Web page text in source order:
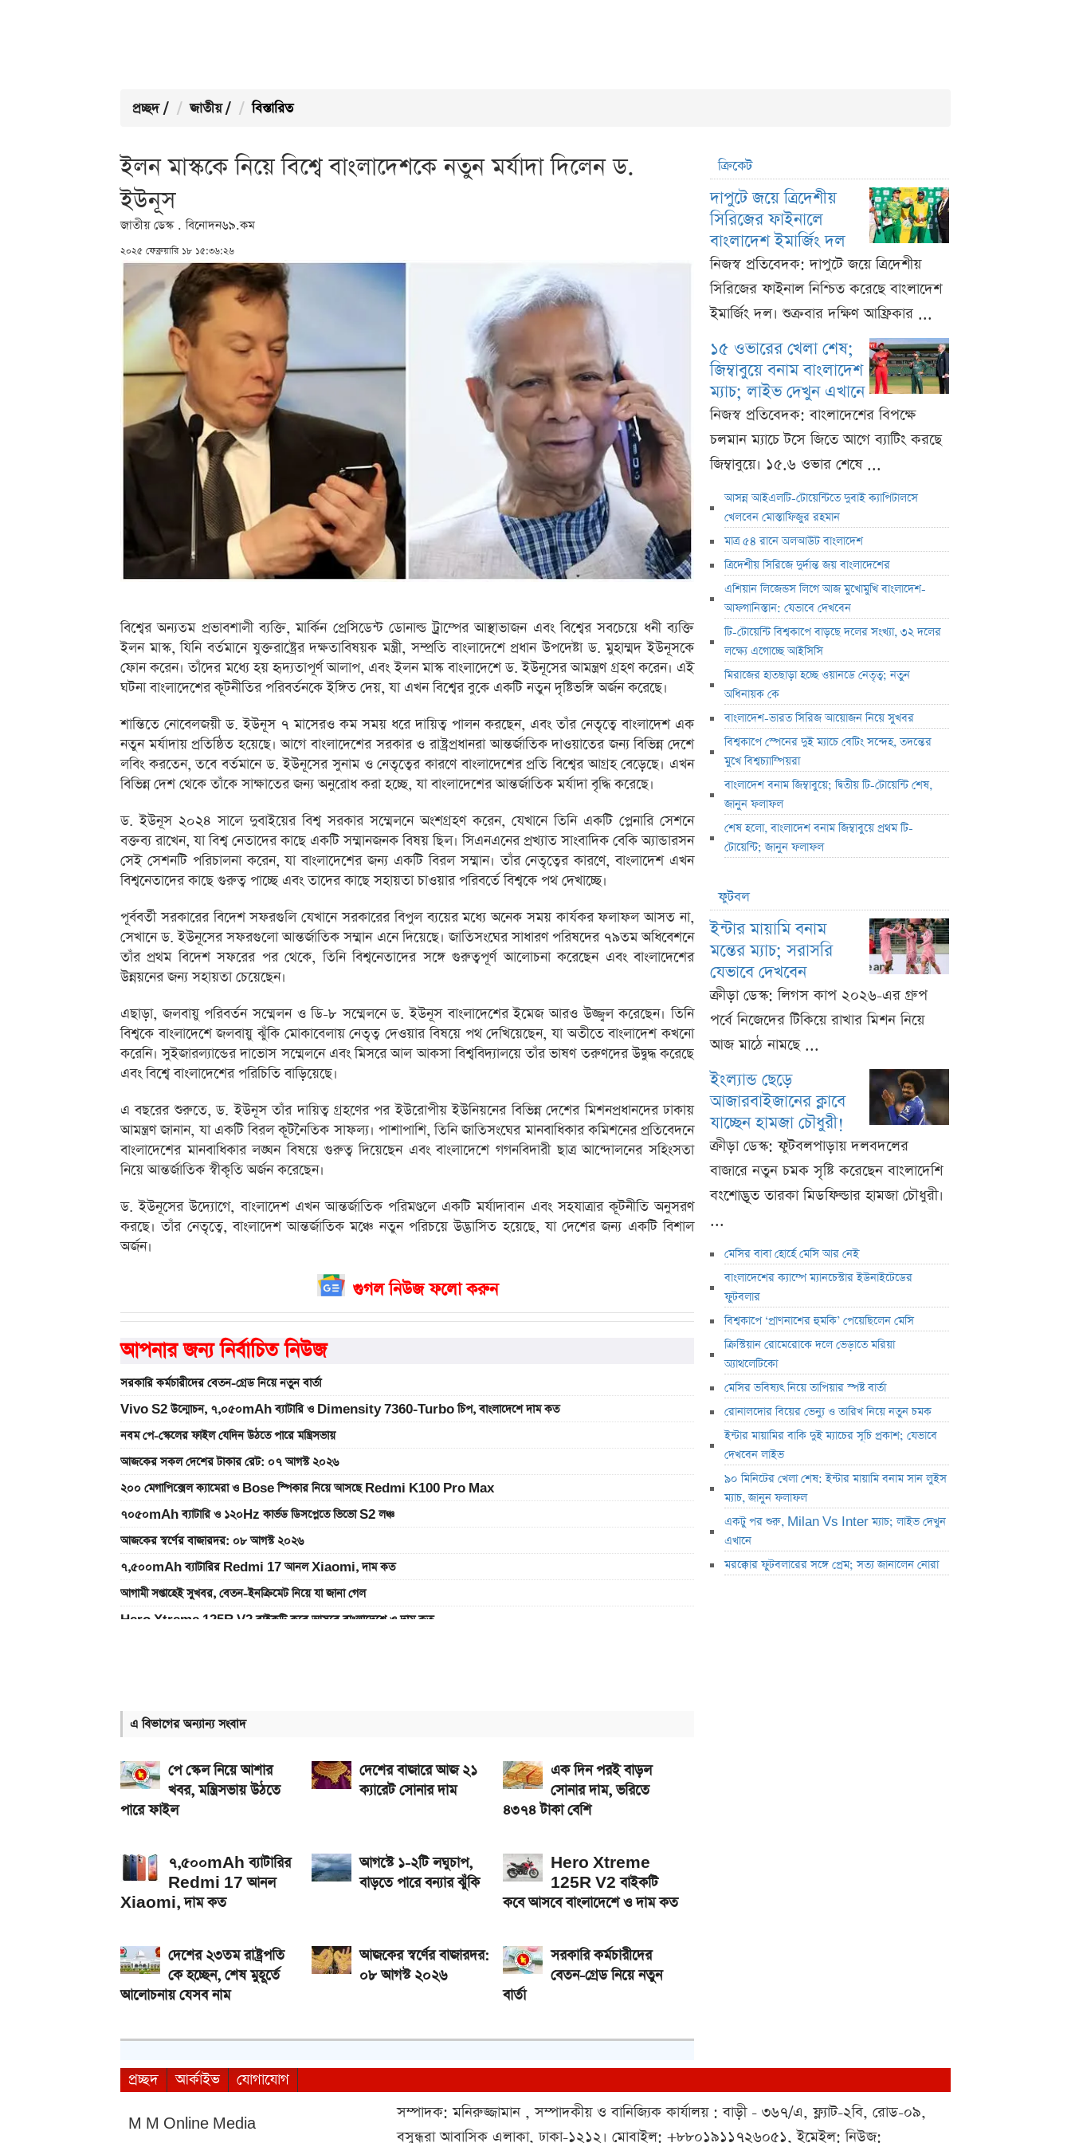
প্রচ্ছদ / জাতীয় / বিস্তারিত
ইলন মাস্ককে নিয়ে বিশ্বে বাংলাদেশকে নতুন মর্যাদা দিলেন ড.
ইউনূস
জাতীয় ডেস্ক . বিনোদন৬৯.কম
২০২৫ ফেব্রুয়ারি ১৮ ১৫:৩৬:২৬
বিশ্বের অন্যতম প্রভাবশালী ব্যক্তি, মার্কিন প্রেসিডেন্ট ডোনাল্ড ট্রাম্পের আস্থাভাজন এবং বিশ্বের সবচেয়ে ধনী ব্যক্তি
ইলন মাস্ক, যিনি বর্তমানে যুক্তরাষ্ট্রের দক্ষতাবিষয়ক মন্ত্রী, সম্প্রতি বাংলাদেশে প্রধান উপদেষ্টা ড. মুহাম্মদ ইউনূসকে
ফোন করেন। তাঁদের মধ্যে হয় হৃদ্যতাপূর্ণ আলাপ, এবং ইলন মাস্ক বাংলাদেশে ড. ইউনূসের আমন্ত্রণ গ্রহণ করেন। এই
ঘটনা বাংলাদেশের কূটনীতির পরিবর্তনকে ইঙ্গিত দেয়, যা এখন বিশ্বের বুকে একটি নতুন দৃষ্টিভঙ্গি অর্জন করেছে।
শান্তিতে নোবেলজয়ী ড. ইউনূস ৭ মাসেরও কম সময় ধরে দায়িত্ব পালন করছেন, এবং তাঁর নেতৃত্বে বাংলাদেশ এক
নতুন মর্যাদায় প্রতিষ্ঠিত হয়েছে। আগে বাংলাদেশের সরকার ও রাষ্ট্রপ্রধানরা আন্তর্জাতিক দাওয়াতের জন্য বিভিন্ন দেশে
লবিং করতেন, তবে বর্তমানে ড. ইউনূসের সুনাম ও নেতৃত্বের কারণে বাংলাদেশের প্রতি বিশ্বের আগ্রহ বেড়েছে। এখন
বিভিন্ন দেশ থেকে তাঁকে সাক্ষাতের জন্য অনুরোধ করা হচ্ছে, যা বাংলাদেশের আন্তর্জাতিক মর্যাদা বৃদ্ধি করেছে।
ড. ইউনূস ২০২৪ সালে দুবাইয়ের বিশ্ব সরকার সম্মেলনে অংশগ্রহণ করেন, যেখানে তিনি একটি প্লেনারি সেশনে
বক্তব্য রাখেন, যা বিশ্ব নেতাদের কাছে একটি সম্মানজনক বিষয় ছিল। সিএনএনের প্রখ্যাত সাংবাদিক বেকি অ্যান্ডারসন
সেই সেশনটি পরিচালনা করেন, যা বাংলাদেশের জন্য একটি বিরল সম্মান। তাঁর নেতৃত্বের কারণে, বাংলাদেশ এখন
বিশ্বনেতাদের কাছে গুরুত্ব পাচ্ছে এবং তাদের কাছে সহায়তা চাওয়ার পরিবর্তে বিশ্বকে পথ দেখাচ্ছে।
পূর্ববর্তী সরকারের বিদেশ সফরগুলি যেখানে সরকারের বিপুল ব্যয়ের মধ্যে অনেক সময় কার্যকর ফলাফল আসত না,
সেখানে ড. ইউনূসের সফরগুলো আন্তর্জাতিক সম্মান এনে দিয়েছে। জাতিসংঘের সাধারণ পরিষদের ৭৯তম অধিবেশনে
তাঁর প্রথম বিদেশ সফরের পর থেকে, তিনি বিশ্বনেতাদের সঙ্গে গুরুত্বপূর্ণ আলোচনা করেছেন এবং বাংলাদেশের
উন্নয়নের জন্য সহায়তা চেয়েছেন।
এছাড়া, জলবায়ু পরিবর্তন সম্মেলন ও ডি-৮ সম্মেলনে ড. ইউনূস বাংলাদেশের ইমেজ আরও উজ্জ্বল করেছেন। তিনি
বিশ্বকে বাংলাদেশে জলবায়ু ঝুঁকি মোকাবেলায় নেতৃত্ব দেওয়ার বিষয়ে পথ দেখিয়েছেন, যা অতীতে বাংলাদেশ কখনো
করেনি। সুইজারল্যান্ডের দাভোস সম্মেলনে এবং মিসরে আল আকসা বিশ্ববিদ্যালয়ে তাঁর ভাষণ তরুণদের উদ্বুদ্ধ করেছে
এবং বিশ্বে বাংলাদেশের পরিচিতি বাড়িয়েছে।
এ বছরের শুরুতে, ড. ইউনূস তাঁর দায়িত্ব গ্রহণের পর ইউরোপীয় ইউনিয়নের বিভিন্ন দেশের মিশনপ্রধানদের ঢাকায়
আমন্ত্রণ জানান, যা একটি বিরল কূটনৈতিক সাফল্য। পাশাপাশি, তিনি জাতিসংঘের মানবাধিকার কমিশনের প্রতিবেদনে
বাংলাদেশের মানবাধিকার লঙ্ঘন বিষয়ে গুরুত্ব দিয়েছেন এবং বাংলাদেশে গগনবিদারী ছাত্র আন্দোলনের সহিংসতা
নিয়ে আন্তর্জাতিক স্বীকৃতি অর্জন করেছেন।
ড. ইউনূসের উদ্যোগে, বাংলাদেশ এখন আন্তর্জাতিক পরিমণ্ডলে একটি মর্যাদাবান এবং সহযাত্রার কূটনীতি অনুসরণ
করছে। তাঁর নেতৃত্বে, বাংলাদেশ আন্তর্জাতিক মঞ্চে নতুন পরিচয়ে উদ্ভাসিত হয়েছে, যা দেশের জন্য একটি বিশাল
অর্জন।
গুগল নিউজ ফলো করুন
আপনার জন্য নির্বাচিত নিউজ
সরকারি কর্মচারীদের বেতন-গ্রেড নিয়ে নতুন বার্তা
Vivo S2 উন্মোচন, ৭,০৫০mAh ব্যাটারি ও Dimensity 7360-Turbo চিপ, বাংলাদেশে দাম কত
নবম পে-স্কেলের ফাইল যেদিন উঠতে পারে মন্ত্রিসভায়
আজকের সকল দেশের টাকার রেট: ০৭ আগস্ট ২০২৬
২০০ মেগাপিক্সেল ক্যামেরা ও Bose স্পিকার নিয়ে আসছে Redmi K100 Pro Max
৭০৫০mAh ব্যাটারি ও ১২০Hz কার্ভড ডিসপ্লেতে ভিভো S2 লঞ্চ
আজকের স্বর্ণের বাজারদর: ০৮ আগস্ট ২০২৬
৭,৫০০mAh ব্যাটারির Redmi 17 আনল Xiaomi, দাম কত
আগামী সপ্তাহেই সুখবর, বেতন-ইনক্রিমেট নিয়ে যা জানা গেল
Hero Xtreme 125R V2 বাইকটি কবে আসবে বাংলাদেশে ও দাম কত
২০২৬ সালের প্রথম পূর্ণগ্রাস সূর্যগ্রহণ কবে, কোথা থেকে দেখা যাবে
এ বিভাগের অন্যান্য সংবাদ
পে স্কেল নিয়ে আশার
খবর, মন্ত্রিসভায় উঠতে
পারে ফাইল
দেশের বাজারে আজ ২১
ক্যারেট সোনার দাম
এক দিন পরই বাড়ল
সোনার দাম, ভরিতে
৪৩৭৪ টাকা বেশি
৭,৫০০mAh ব্যাটারির
Redmi 17 আনল
Xiaomi, দাম কত
আগস্টে ১-২টি লঘুচাপ,
বাড়তে পারে বন্যার ঝুঁকি
Hero Xtreme
125R V2 বাইকটি
কবে আসবে বাংলাদেশে ও দাম কত
দেশের ২৩তম রাষ্ট্রপতি
কে হচ্ছেন, শেষ মুহূর্তে
আলোচনায় যেসব নাম
আজকের স্বর্ণের বাজারদর:
০৮ আগস্ট ২০২৬
সরকারি কর্মচারীদের
বেতন-গ্রেড নিয়ে নতুন
বার্তা
ক্রিকেট
দাপুটে জয়ে ত্রিদেশীয়
সিরিজের ফাইনালে
বাংলাদেশ ইমার্জিং দল
নিজস্ব প্রতিবেদক: দাপুটে জয়ে ত্রিদেশীয়
সিরিজের ফাইনাল নিশ্চিত করেছে বাংলাদেশ
ইমার্জিং দল। শুক্রবার দক্ষিণ আফ্রিকার ...
১৫ ওভারের খেলা শেষ;
জিম্বাবুয়ে বনাম বাংলাদেশ
ম্যাচ; লাইভ দেখুন এখানে
নিজস্ব প্রতিবেদক: বাংলাদেশের বিপক্ষে
চলমান ম্যাচে টসে জিতে আগে ব্যাটিং করছে
জিম্বাবুয়ে। ১৫.৬ ওভার শেষে ...
আসন্ন আইএলটি-টোয়েন্টিতে দুবাই ক্যাপিটালসে
খেলবেন মোস্তাফিজুর রহমান
মাত্র ৫৪ রানে অলআউট বাংলাদেশ
ত্রিদেশীয় সিরিজে দুর্দান্ত জয় বাংলাদেশের
এশিয়ান লিজেন্ডস লিগে আজ মুখোমুখি বাংলাদেশ-
আফগানিস্তান: যেভাবে দেখবেন
টি-টোয়েন্টি বিশ্বকাপে বাড়ছে দলের সংখ্যা, ৩২ দলের
লক্ষ্যে এগোচ্ছে আইসিসি
মিরাজের হাতছাড়া হচ্ছে ওয়ানডে নেতৃত্ব; নতুন
অধিনায়ক কে
বাংলাদেশ-ভারত সিরিজ আয়োজন নিয়ে সুখবর
বিশ্বকাপে স্পেনের দুই ম্যাচে বেটিং সন্দেহ, তদন্তের
মুখে বিশ্বচ্যাম্পিয়রা
বাংলাদেশ বনাম জিম্বাবুয়ে; দ্বিতীয় টি-টোয়েন্টি শেষ,
জানুন ফলাফল
শেষ হলো, বাংলাদেশ বনাম জিম্বাবুয়ে প্রথম টি-
টোয়েন্টি; জানুন ফলাফল
ফুটবল
ইন্টার মায়ামি বনাম
মন্তের ম্যাচ; সরাসরি
যেভাবে দেখবেন
ক্রীড়া ডেস্ক: লিগস কাপ ২০২৬-এর গ্রুপ
পর্বে নিজেদের টিকিয়ে রাখার মিশন নিয়ে
আজ মাঠে নামছে ...
ইংল্যান্ড ছেড়ে
আজারবাইজানের ক্লাবে
যাচ্ছেন হামজা চৌধুরী!
ক্রীড়া ডেস্ক: ফুটবলপাড়ায় দলবদলের
বাজারে নতুন চমক সৃষ্টি করেছেন বাংলাদেশি
বংশোদ্ভূত তারকা মিডফিল্ডার হামজা চৌধুরী।
...
মেসির বাবা হোর্হে মেসি আর নেই
বাংলাদেশের ক্যাম্পে ম্যানচেস্টার ইউনাইটেডের
ফুটবলার
বিশ্বকাপে ‘প্রাণনাশের হুমকি’ পেয়েছিলেন মেসি
ক্রিস্টিয়ান রোমেরোকে দলে ভেড়াতে মরিয়া
অ্যাথলেটিকো
মেসির ভবিষ্যৎ নিয়ে তাপিয়ার স্পষ্ট বার্তা
রোনালদোর বিয়ের ভেন্যু ও তারিখ নিয়ে নতুন চমক
ইন্টার মায়ামির বাকি দুই ম্যাচের সূচি প্রকাশ; যেভাবে
দেখবেন লাইভ
৯০ মিনিটের খেলা শেষ: ইন্টার মায়ামি বনাম সান লুইস
ম্যাচ, জানুন ফলাফল
একটু পর শুরু, Milan Vs Inter ম্যাচ; লাইভ দেখুন
এখানে
মরক্কোর ফুটবলারের সঙ্গে প্রেম; সত্য জানালেন নোরা
প্রচ্ছদ আর্কাইভ যোগাযোগ
M M Online Media
সম্পাদক: মনিরুজ্জামান , সম্পাদকীয় ও বানিজ্যিক কার্যালয় : বাড়ী - ৩৬৭/এ, ফ্ল্যাট-২বি, রোড-০৯,
বসুন্ধরা আবাসিক এলাকা, ঢাকা-১২১২। মোবাইল: +৮৮০১৯১১৭২৬০৫১, ইমেইল: নিউজ: